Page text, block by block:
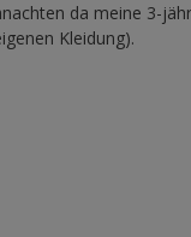
da meine 3-
Kleidung).